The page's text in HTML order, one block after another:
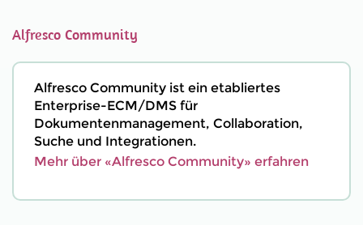
Alfresco Community
Alfresco Community ist ein etabliertes
Enterprise-ECM/DMS für
Dokumentenmanagement, Collaboration,
Suche und Integrationen.
Mehr über «Alfresco Community» erfahren